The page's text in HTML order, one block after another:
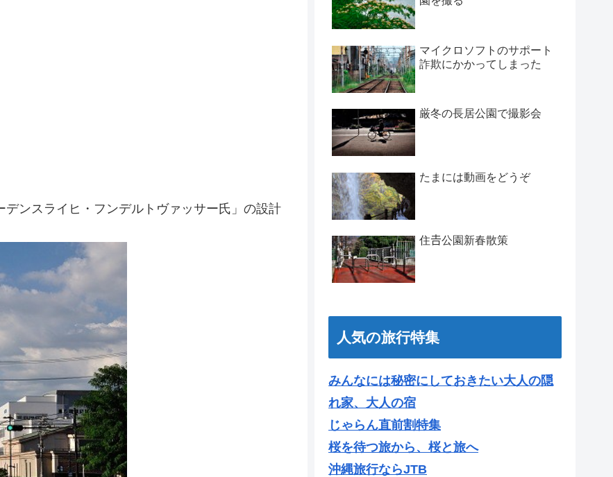
ンスライヒ・フンデルトヴァッサー氏」の設計
マイクロソフトのサポート
詐欺にかかってしまった
厳冬の長居公園で撮影会
たまには動画をどうぞ
住𠮷公園新春散策
人気の旅行特集
みんなには秘密にしておきたい大人の隠
れ家、大人の宿
じゃらん直前割特集
桜を待つ旅から、桜と旅へ
沖縄旅行ならJTB